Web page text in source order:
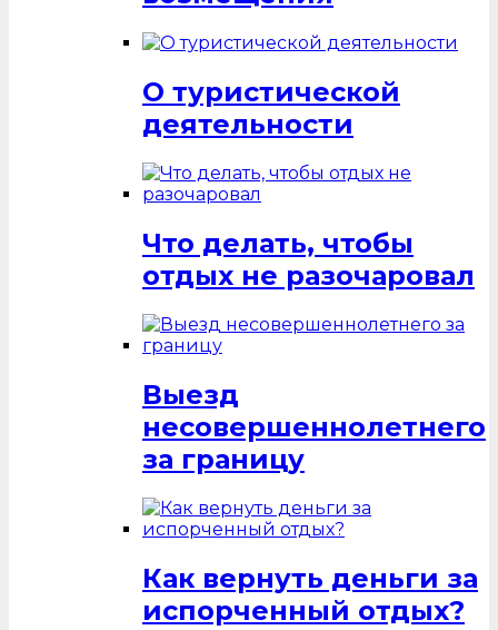
О туристической
деятельности
Что делать, чтобы
отдых не разочаровал
Выезд
несовершеннолетнего
за границу
Как вернуть деньги за
испорченный отдых?